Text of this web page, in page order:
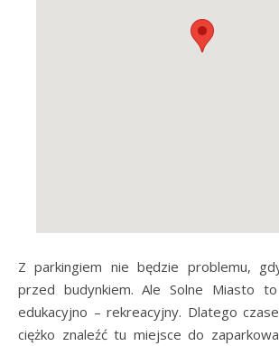
Z parkingiem nie będzie problemu,
przed budynkiem. Ale Solne Miasto
edukacyjno – rekreacyjny. Dlatego
ciężko znaleźć tu miejsce do